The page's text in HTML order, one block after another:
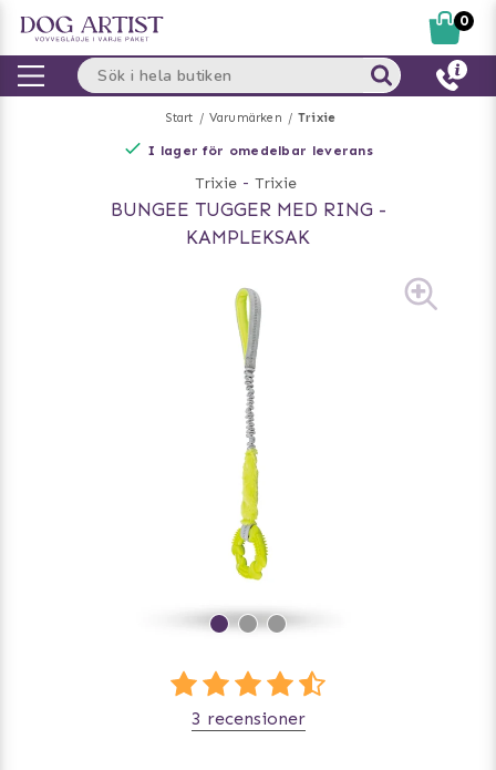
Start Varumärken Trixie
I lager för omedelbar leverans
Trixie - Trixie
BUNGEE TUGGER MED RING -
KAMPLEKSAK
3 recensioner
0